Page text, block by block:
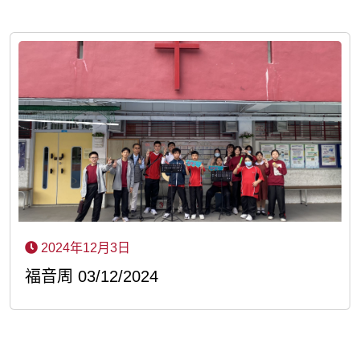
2024年12月3日
福音周 03/12/2024